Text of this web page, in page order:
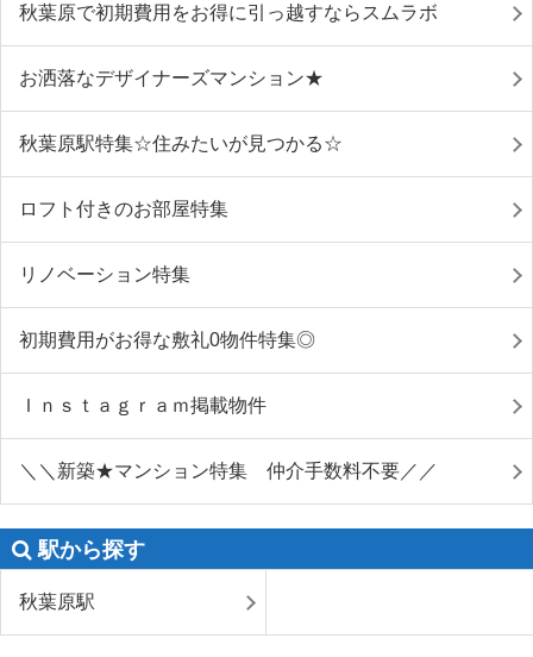
秋葉原で初期費用をお得に引っ越すならスムラボ
お洒落なデザイナーズマンション★
秋葉原駅特集☆住みたいが見つかる☆
ロフト付きのお部屋特集
リノベーション特集
初期費用がお得な敷礼0物件特集◎
Ｉｎｓｔａｇｒａｍ掲載物件
＼＼新築★マンション特集 仲介手数料不要／／
駅から探す
秋葉原駅